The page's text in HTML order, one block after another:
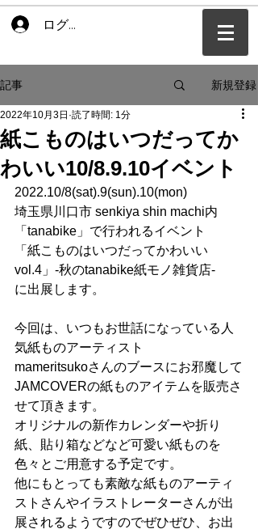
ログイン
記事 新規登録
紙こものはいつだってか
わいい10/8.9.10イベント
2022年10月3日 読了時間: 1分
2022.10/8(sat).9(sun).10(mon)
埼玉県川口市 senkiya shin machi内
「tanabike」で行われるイベント
「紙こものはいつだってかわいい
vol.4」-秋のtanabike紙モノ雑貨店-
に出展します。
今回は、いつもお世話になっている人
気紙ものアーティスト
mameritsukoさんのブースにお邪魔して
JAMCOVERの紙ものアイテムを販売さ
せて頂きます。
オリジナルの新作カレンダーや折り
紙、貼り箱などなど可愛い紙ものを
色々とご用意する予定です。
他にもとっても素敵な紙ものアーティ
ストさんやイラストレーターさんが出
展されるようですのでぜひぜひ、お出